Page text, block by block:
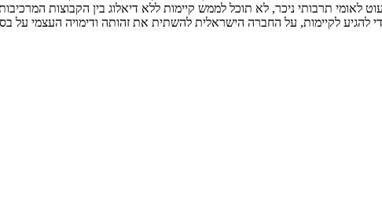
תרבותי ניכר, לא תוכל לממש קיימות ללא דיאלוג בין הקבוצות
לקיימות, על החברה הישראלית להשתית את זהותה ודימויה העצמי על